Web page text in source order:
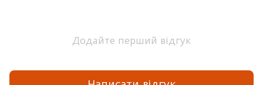
Додайте перший відгук